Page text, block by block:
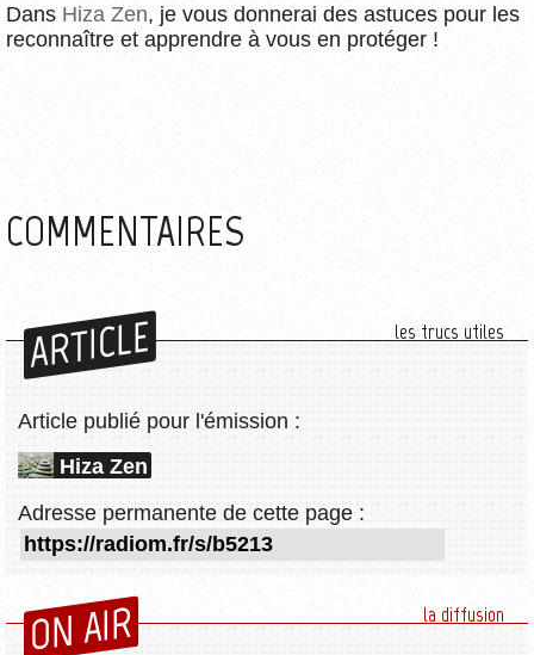
Dans Hiza Zen, je vous donnerai des astuces pour les
reconnaître et apprendre à vous en protéger !
COMMENTAIRES
ARTICLE les trucs utiles
Article publié pour l'émission :
Hiza Zen
Adresse permanente de cette page :
ON AIR la diffusion